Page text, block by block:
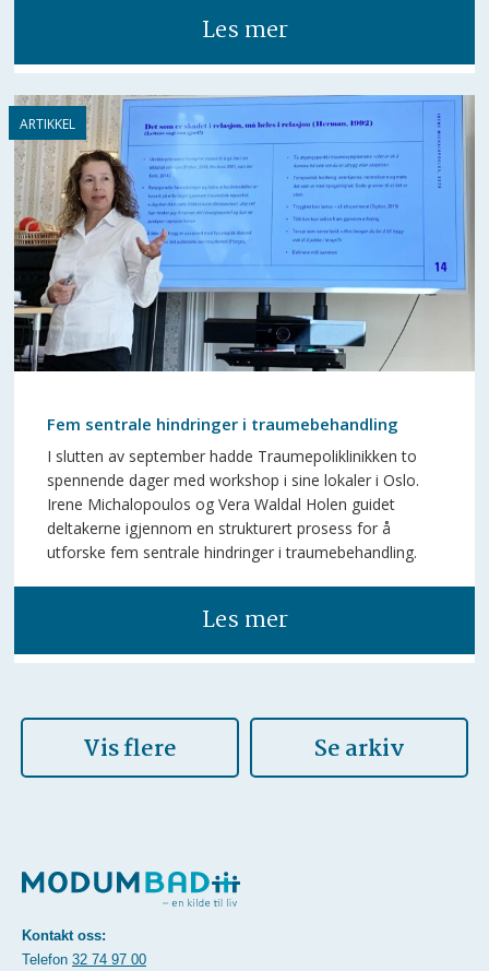
Les mer
Fem sentrale hindringer i traumebehandling
I slutten av september hadde Traumepoliklinikken to
spennende dager med workshop i sine lokaler i Oslo.
Irene Michalopoulos og Vera Waldal Holen guidet
deltakerne igjennom en strukturert prosess for å
utforske fem sentrale hindringer i traumebehandling.
Les mer
Vis flere Se arkiv
Kontakt oss:
Telefon 32 74 97 00